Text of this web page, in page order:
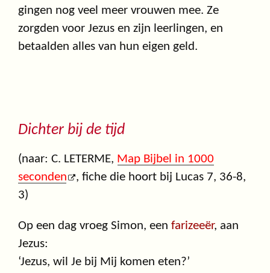
gingen nog veel meer vrouwen mee. Ze
zorgden voor Jezus en zijn leerlingen, en
betaalden alles van hun eigen geld.
Dichter bij de tijd
(naar: C. LETERME, Map Bijbel in 1000
seconden
, fiche die hoort bij Lucas 7, 36-8,
3)
Op een dag vroeg Simon, een farizeeër, aan
Jezus:
‘Jezus, wil Je bij Mij komen eten?’